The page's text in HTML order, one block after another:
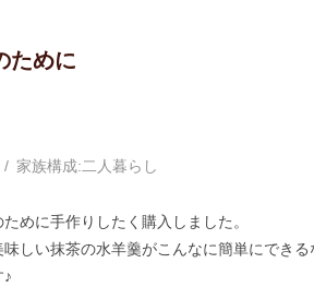
ために
家族構成:二人暮らし
めに手作りしたく購入しました。
しい抹茶の水羊羹がこんなに簡単にできる